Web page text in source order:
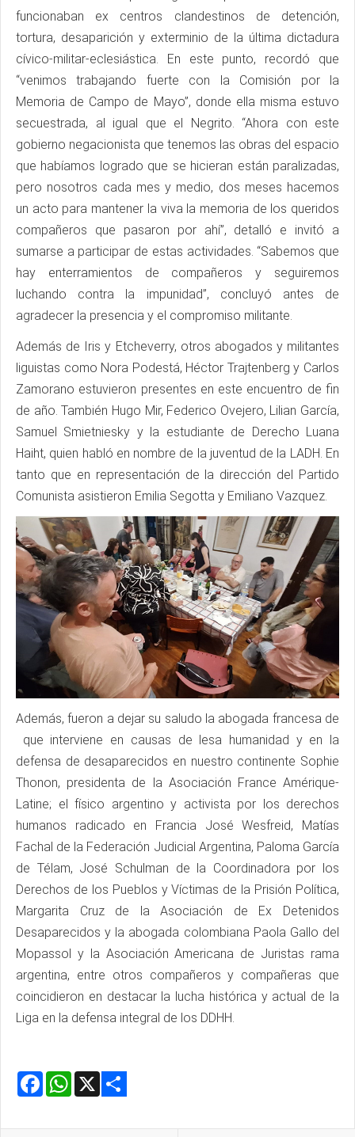
funcionaban ex centros clandestinos de detención,
tortura, desaparición y exterminio de la última dictadura
cívico-militar-eclesiástica. En este punto, recordó que
“venimos trabajando fuerte con la Comisión por la
Memoria de Campo de Mayo”, donde ella misma estuvo
secuestrada, al igual que el Negrito. “Ahora con este
gobierno negacionista que tenemos las obras del espacio
que habíamos logrado que se hicieran están paralizadas,
pero nosotros cada mes y medio, dos meses hacemos
un acto para mantener la viva la memoria de los queridos
compañeros que pasaron por ahí”, detalló e invitó a
sumarse a participar de estas actividades. “Sabemos que
hay enterramientos de compañeros y seguiremos
luchando contra la impunidad”, concluyó antes de
agradecer la presencia y el compromiso militante.
Además de Iris y Etcheverry, otros abogados y militantes
liguistas como Nora Podestá, Héctor Trajtenberg y Carlos
Zamorano estuvieron presentes en este encuentro de fin
de año. También Hugo Mir, Federico Ovejero, Lilian García,
Samuel Smietniesky y la estudiante de Derecho Luana
Haiht, quien habló en nombre de la juventud de la LADH. En
tanto que en representación de la dirección del Partido
Comunista asistieron Emilia Segotta y Emiliano Vazquez.
Además, fueron a dejar su saludo la abogada francesa de
que interviene en causas de lesa humanidad y en la
defensa de desaparecidos en nuestro continente Sophie
Thonon, presidenta de la Asociación France Amérique-
Latine; el físico argentino y activista por los derechos
humanos radicado en Francia José Wesfreid, Matías
Fachal de la Federación Judicial Argentina, Paloma García
de Télam, José Schulman de la Coordinadora por los
Derechos de los Pueblos y Víctimas de la Prisión Política,
Margarita Cruz de la Asociación de Ex Detenidos
Desaparecidos y la abogada colombiana Paola Gallo del
Mopassol y la Asociación Americana de Juristas rama
argentina, entre otros compañeros y compañeras que
coincidieron en destacar la lucha histórica y actual de la
Liga en la defensa integral de los DDHH.
Facebook
WhatsApp